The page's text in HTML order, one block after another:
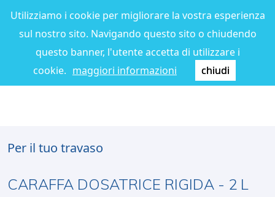
Utilizziamo i cookie per migliorare la vostra esperienza
sul nostro sito. Navigando questo sito o chiudendo
questo banner, l'utente accetta di utilizzare i
cookie. maggiori informazioni chiudi
Per il tuo travaso
CARAFFA DOSATRICE RIGIDA - 2 L